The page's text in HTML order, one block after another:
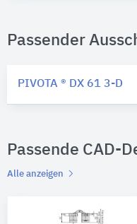
Passender
PIVOTA ® DX 61 3-D
Passende CAD-
Alle anzeigen